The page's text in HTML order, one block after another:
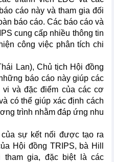
cáo này và tham gia đối
báo cáo. Các báo cáo và
cung cấp nhiều thông tin
công việc phân tích chi
Lan), Chủ tịch Hội đồng
báo cáo này giúp các
và đặc điểm của các cơ
có thể giúp xác định cách
trình nhằm đáp ứng nhu
của sự kết nối được tạo ra
Hội đồng TRIPS, bà Hill
tham gia, đặc biệt là các